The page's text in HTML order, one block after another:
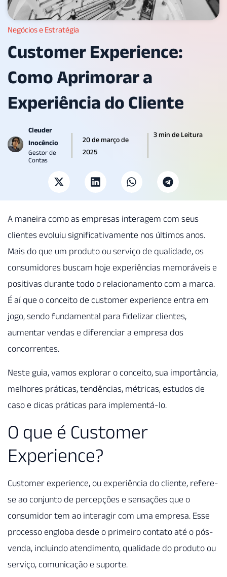
Negócios e Estratégia
Customer Experience:
Como Aprimorar a
Experiência do Cliente
Cleuder
Inocêncio
Gestor de
Contas
20 de março de
2025
3 min de Leitura
A maneira como as empresas interagem com seus
clientes evoluiu significativamente nos últimos anos.
Mais do que um produto ou serviço de qualidade, os
consumidores buscam hoje experiências memoráveis e
positivas durante todo o relacionamento com a marca.
É aí que o conceito de customer experience entra em
jogo, sendo fundamental para fidelizar clientes,
aumentar vendas e diferenciar a empresa dos
concorrentes.
Neste guia, vamos explorar o conceito, sua importância,
melhores práticas, tendências, métricas, estudos de
caso e dicas práticas para implementá-lo.
O que é Customer
Experience?
Customer experience, ou experiência do cliente, refere-
se ao conjunto de percepções e sensações que o
consumidor tem ao interagir com uma empresa. Esse
processo engloba desde o primeiro contato até o pós-
venda, incluindo atendimento, qualidade do produto ou
serviço, comunicação e suporte.